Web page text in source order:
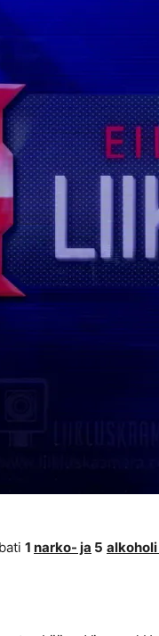
1 narko- ja 5